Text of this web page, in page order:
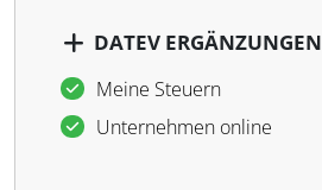
DATEV ERGÄNZUNGEN
Meine Steuern
Unternehmen online